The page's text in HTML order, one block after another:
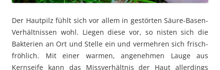
Der Hautpilz fühlt sich vor allem in gestörten Säure-Basen-
Verhältnissen wohl. Liegen diese vor, so nisten sich die
Bakterien an Ort und Stelle ein und vermehren sich frisch-
fröhlich. Mit einer warmen, angenehmen Lauge aus
Kernseife kann das Missverhältnis der Haut allerdings